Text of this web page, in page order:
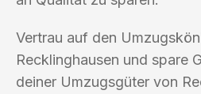
Vertrau auf den
Recklinghausen und spare
deiner Umzugsgüter von